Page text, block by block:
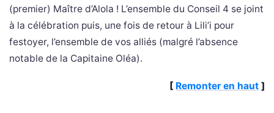
(premier) Maître d’Alola ! L’ensemble du Conseil 4 se joint
à la célébration puis, une fois de retour à Lili’i pour
festoyer, l’ensemble de vos alliés (malgré l’absence
notable de la Capitaine Oléa).
[ Remonter en haut ]